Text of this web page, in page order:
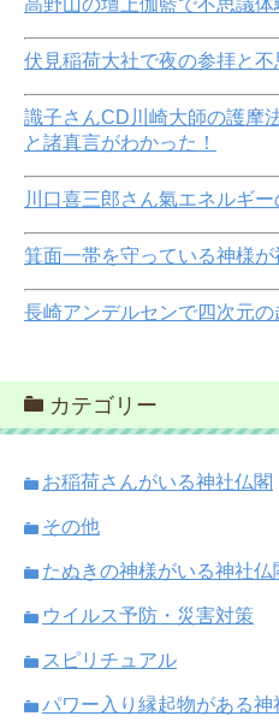
高野山の壇上伽藍で不思議体
伏見稲荷大社で夜の参拝と不
識子さんCD川崎大師の護摩
と諸真言がわかった！
川口喜三郎さん氣エネルギ
箕面一帯を守っている神様が
長崎アンデルセンで四次元
カテゴリー
お稲荷さんがいる神社仏閣
その他
たぬきの神様がいる神社仏
ウイルス予防・災害対策
スピリチュアル
パワー入り縁起物がある神